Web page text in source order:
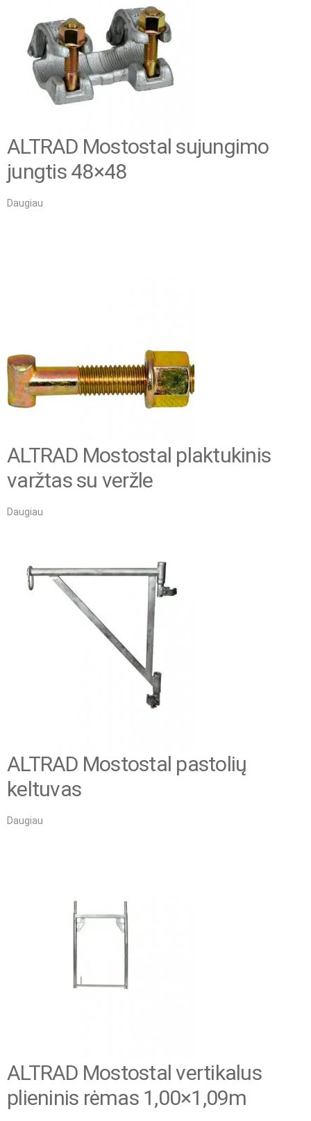
ALTRAD Mostostal sujungimo
jungtis 48×48
Daugiau
ALTRAD Mostostal plaktukinis
varžtas su veržle
Daugiau
ALTRAD Mostostal pastolių
keltuvas
Daugiau
ALTRAD Mostostal vertikalus
plieninis rėmas 1,00×1,09m